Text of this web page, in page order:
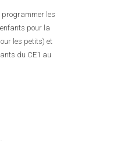
programmer les
pour la
les petits) et
du CE1 au